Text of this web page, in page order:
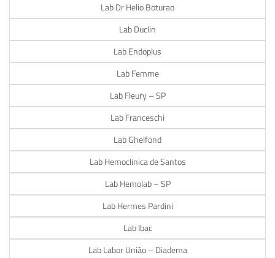
Lab Dr Helio Boturao
Lab Duclin
Lab Endoplus
Lab Femme
Lab Fleury – SP
Lab Franceschi
Lab Ghelfond
Lab Hemoclinica de Santos
Lab Hemolab – SP
Lab Hermes Pardini
Lab Ibac
Lab Labor União – Diadema